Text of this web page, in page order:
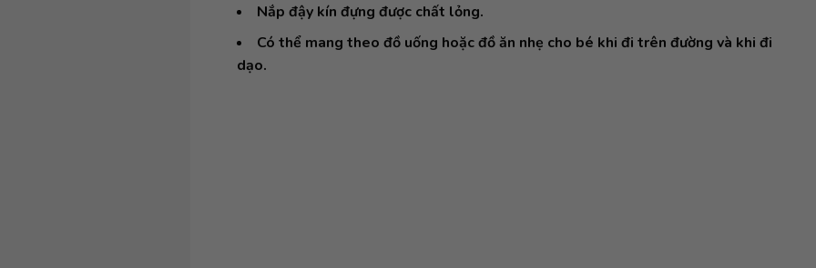
Nắp đậy kín đựng được chất lỏng.
Có thể mang theo đồ uống hoặc đồ ăn nhẹ cho bé khi đi trên đường và khi đi
dạo.